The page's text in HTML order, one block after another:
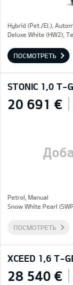
Hybrid (Pet./El.),
Deluxe White (HW2),
ПОСМОТРЕТЬ
STONIC 1,0 T-
20 691 €
Petrol, Manual
Snow White Pearl
ПОСМОТРЕТЬ
XCEED 1,6 T-
28 540 €